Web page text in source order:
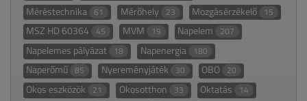
Méréstechnika 61 Mérőhely 23 Mozgásérzékelő 15
MSZ HD 60364 45 MVM 19 Napelem 207
Napelemes pályázat 18 Napenergia 180
Naperőmű 85 Nyereményjáték 30 OBO 20
Okos eszközök 21 Okosotthon 33 Oktatás 14